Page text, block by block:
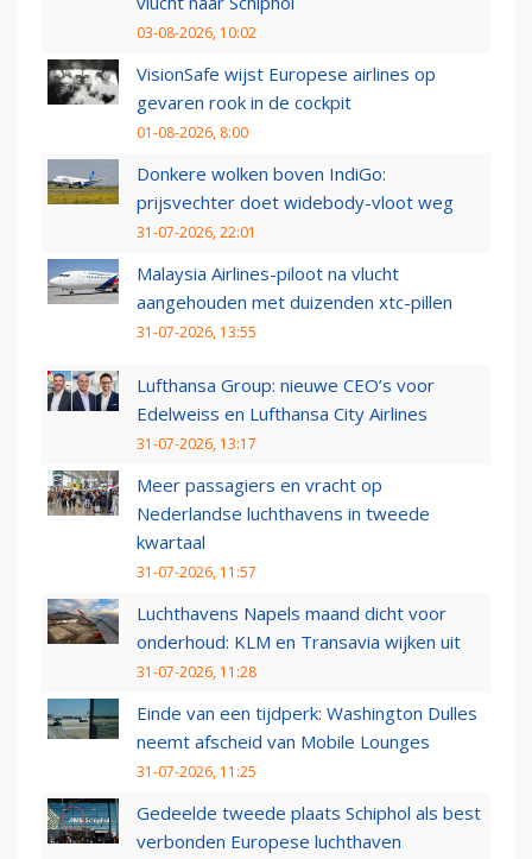
03-08-2026, 10:02
VisionSafe wijst Europese airlines op
gevaren rook in de cockpit
01-08-2026, 8:00
Donkere wolken boven IndiGo:
prijsvechter doet widebody-vloot weg
31-07-2026, 22:01
Malaysia Airlines-piloot na vlucht
aangehouden met duizenden xtc-pillen
31-07-2026, 13:55
Lufthansa Group: nieuwe CEO’s voor
Edelweiss en Lufthansa City Airlines
31-07-2026, 13:17
Meer passagiers en vracht op
Nederlandse luchthavens in tweede
kwartaal
31-07-2026, 11:57
Luchthavens Napels maand dicht voor
onderhoud: KLM en Transavia wijken uit
31-07-2026, 11:28
Einde van een tijdperk: Washington Dulles
neemt afscheid van Mobile Lounges
31-07-2026, 11:25
Gedeelde tweede plaats Schiphol als best
verbonden Europese luchthaven